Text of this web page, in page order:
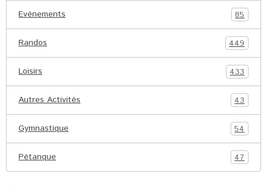
Evénements 85
Randos 449
Loisirs 433
Autres Activités 43
Gymnastique 54
Pétanque 47